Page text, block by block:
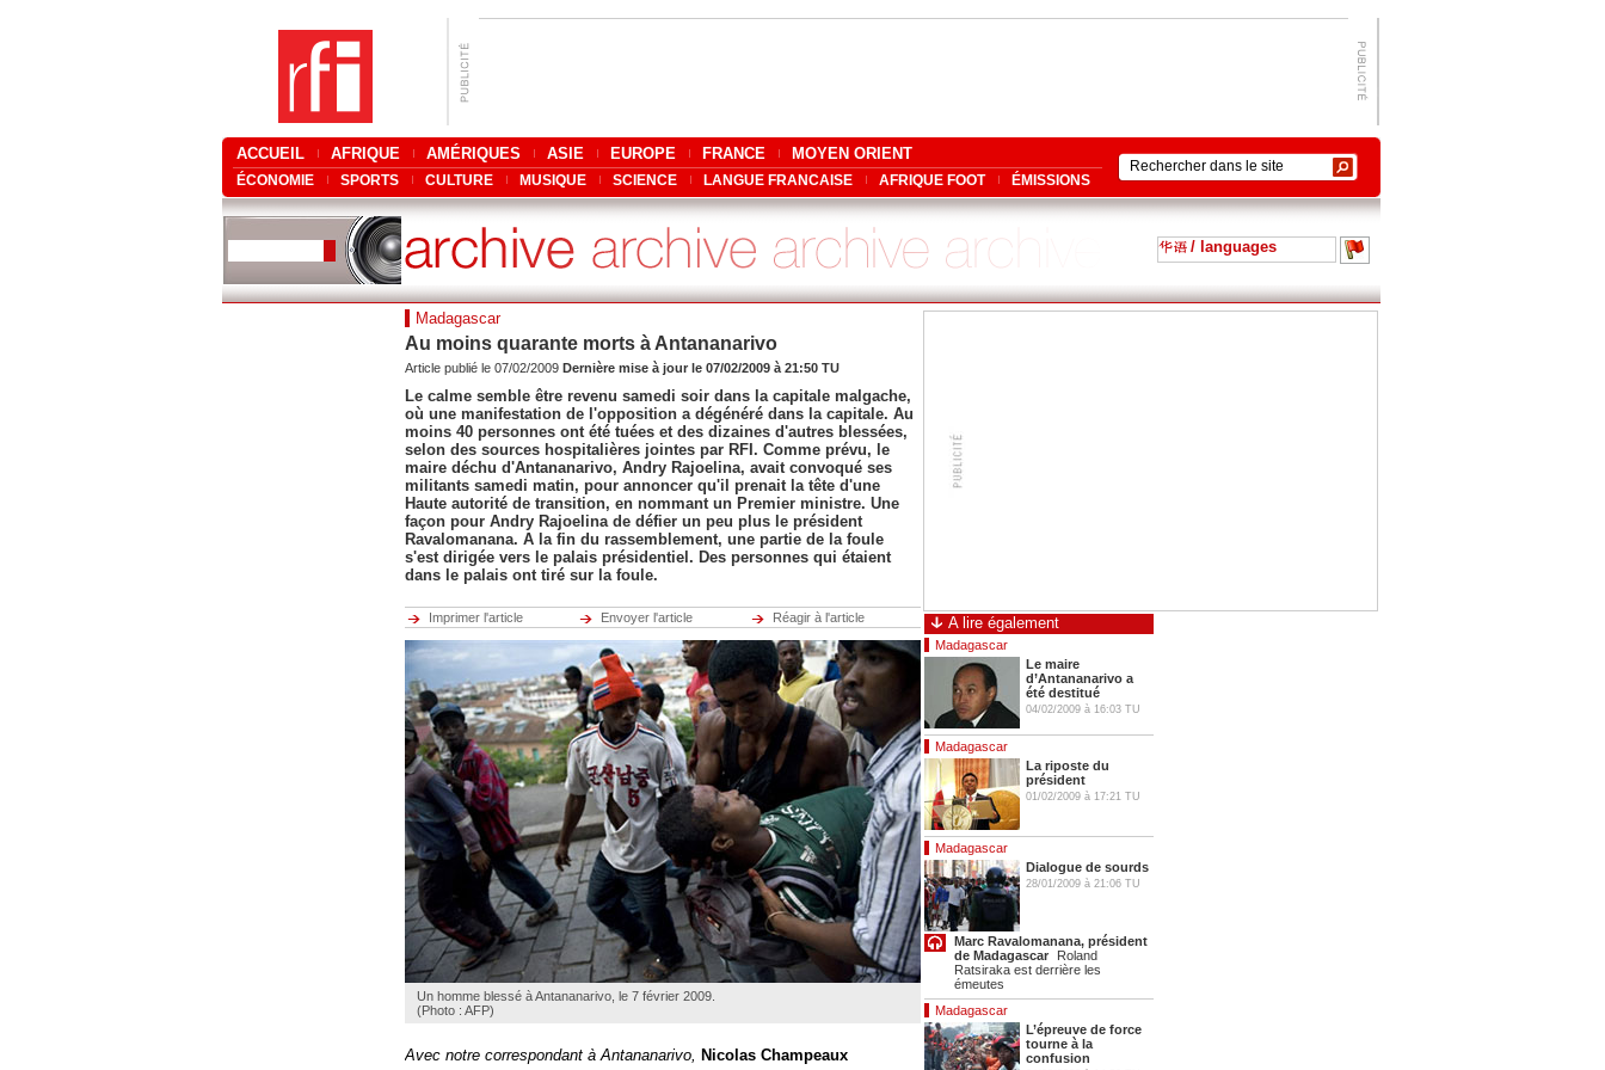
ACCUEIL AFRIQUE AMÉRIQUES ASIE EUROPE FRANCE MOYEN ORIENT
ÉCONOMIE SPORTS CULTURE MUSIQUE SCIENCE LANGUE FRANCAISE AFRIQUE FOOT ÉMISSIONS
/ languages
Madagascar
Au moins quarante morts à Antananarivo
Article publié le 07/02/2009 Dernière mise à jour le 07/02/2009 à 21:50 TU
Le calme semble être revenu samedi soir dans la capitale malgache,
où une manifestation de l'opposition a dégénéré dans la capitale. Au
moins 40 personnes ont été tuées et des dizaines d'autres blessées,
selon des sources hospitalières jointes par RFI. Comme prévu, le
maire déchu d'Antananarivo, Andry Rajoelina, avait convoqué ses
militants samedi matin, pour annoncer qu'il prenait la tête d'une
Haute autorité de transition, en nommant un Premier ministre. Une
façon pour Andry Rajoelina de défier un peu plus le président
Ravalomanana. A la fin du rassemblement, une partie de la foule
s'est dirigée vers le palais présidentiel. Des personnes qui étaient
dans le palais ont tiré sur la foule.
Imprimer l'article Envoyer l'article Réagir à l'article
Un homme blessé à Antananarivo, le 7 février 2009.
(Photo : AFP)
Avec notre correspondant à Antananarivo, Nicolas Champeaux
A lire également
Madagascar
Le maire
d’Antananarivo a
été destitué
04/02/2009 à 16:03 TU
Madagascar
La riposte du
président
01/02/2009 à 17:21 TU
Madagascar
Dialogue de sourds
28/01/2009 à 21:06 TU
Marc Ravalomanana, président
de Madagascar
Roland
Ratsiraka est derrière les
émeutes
Madagascar
L’épreuve de force
tourne à la
confusion